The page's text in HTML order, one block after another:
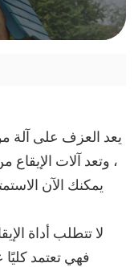
يعد العزف على آلة
، وتعد آلات الإيقاع
يمكنك الآن
لا تتطلب أداة
فهي تعتمد